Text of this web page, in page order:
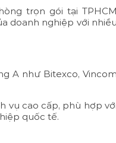
trọn gói tại
doanh nghiệp với
A như Bitexco,
vụ cao cấp, phù hợp
quốc tế.